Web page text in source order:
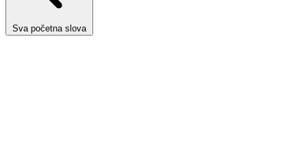
Sva početna slova